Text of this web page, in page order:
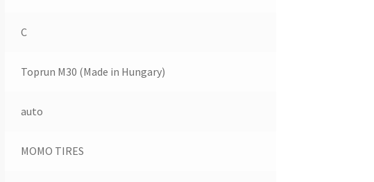
C
Toprun M30 (Made in Hungary)
auto
MOMO TIRES